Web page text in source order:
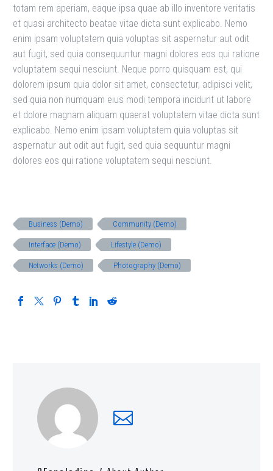
totam rem aperiam, eaque ipsa quae ab illo inventore veritatis
et quasi architecto beatae vitae dicta sunt explicabo. Nemo
enim ipsam voluptatem quia voluptas sit aspernatur aut odit
aut fugit, sed quia consequuntur magni dolores eos qui ratione
voluptatem sequi nesciunt. Neque porro quisquam est, qui
dolorem ipsum quia dolor sit amet, consectetur, adipisci velit,
sed quia non numquam eius modi tempora incidunt ut labore
et dolore magnam aliquam quaerat voluptatem vitae dicta sunt
explicabo. Nemo enim ipsam voluptatem quia voluptas sit
aspernatur aut odit aut fugit, sed quia sequuntur magni
dolores eos qui ratione voluptatem sequi nesciunt.
Business (Demo) Community (Demo)
Interface (Demo) Lifestyle (Demo)
Networks (Demo) Photography (Demo)